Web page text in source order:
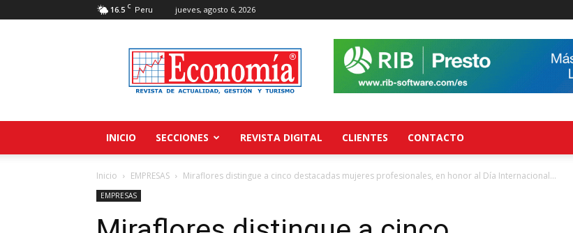
16.5 C Peru jueves, agosto 6, 2026
Revista
Economía
INICIO SECCIONES REVISTA DIGITAL CLIENTES CONTACTO
Inicio EMPRESAS Miraflores distingue a cinco destacadas mujeres profesionales, en honor al Día Internacional...
EMPRESAS